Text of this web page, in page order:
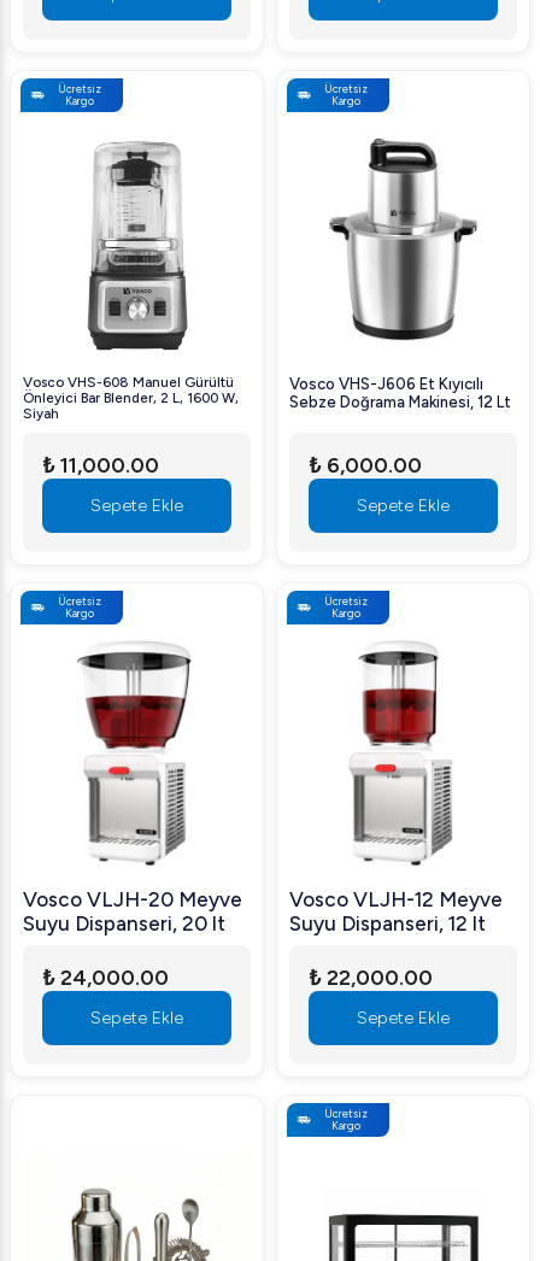
Ücretsiz
Kargo
Vosco VHS-608 Manuel Gürültü
Önleyici Bar Blender, 2 L, 1600 W,
Siyah
₺ 11,000.00
Sepete Ekle
Ücretsiz
Kargo
Vosco VHS-J606 Et Kıyıcılı
Sebze Doğrama Makinesi, 12 Lt
₺ 6,000.00
Sepete Ekle
Ücretsiz
Kargo
Vosco VLJH-20 Meyve
Suyu Dispanseri, 20 lt
₺ 24,000.00
Sepete Ekle
Ücretsiz
Kargo
Vosco VLJH-12 Meyve
Suyu Dispanseri, 12 lt
₺ 22,000.00
Sepete Ekle
Ücretsiz
Kargo